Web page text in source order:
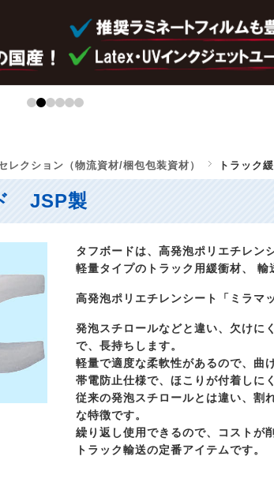
レクション（物流資材/梱包包装資材） トラック
JSP製
タフボードは、高発泡ポリエチレン
軽量タイプのトラック用緩衝材、 輸
高発泡ポリエチレンシート「ミラマ
発泡スチロールなどと違い、欠けに
で、長持ちします。
軽量で適度な柔軟性があるので、曲
帯電防止仕様で、ほこりが付着しに
従来の発泡スチロールとは違い、割
な特徴です。
繰り返し使用できるので、コストが
トラック輸送の定番アイテムです。